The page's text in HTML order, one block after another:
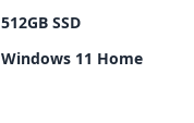
512GB SSD
Windows 11 Home